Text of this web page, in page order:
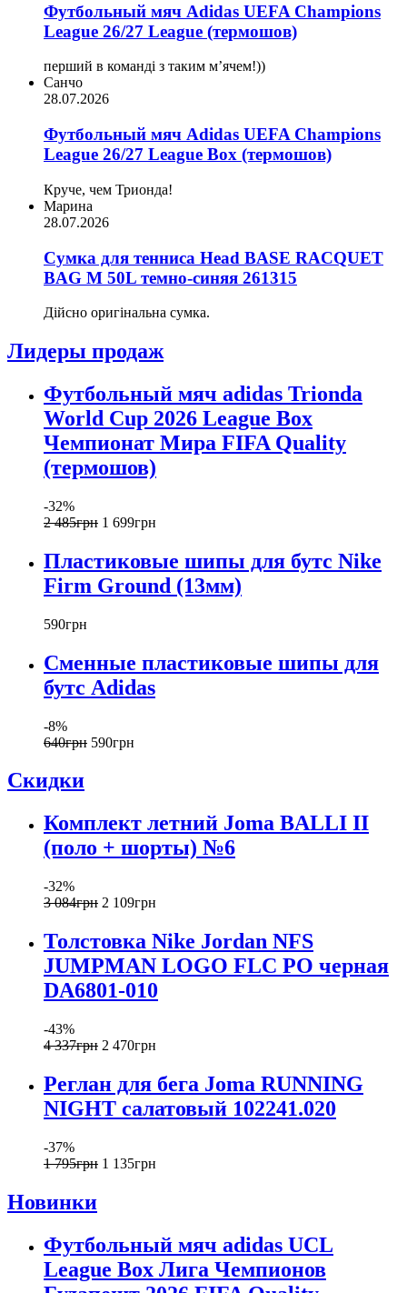
Футбольный мяч Adidas UEFA Champions
League 26/27 League (термошов)
перший в команді з таким мʼячем!))
Санчо
28.07.2026
Футбольный мяч Adidas UEFA Champions
League 26/27 League Box (термошов)
Круче, чем Трионда!
Марина
28.07.2026
Сумка для тенниса Head BASE RACQUET
BAG M 50L темно-синяя 261315
Дійсно оригінальна сумка.
Лидеры продаж
Футбольный мяч adidas Trionda
World Cup 2026 League Box
Чемпионат Мира FIFA Quality
(термошов)
-32%
2 485грн 1 699грн
Пластиковые шипы для бутс Nike
Firm Ground (13мм)
590грн
Сменные пластиковые шипы для
бутс Adidas
-8%
640грн 590грн
Скидки
Комплект летний Joma BALLI II
(поло + шорты) №6
-32%
3 084грн 2 109грн
Толстовка Nike Jordan NFS
JUMPMAN LOGO FLC PO черная
DA6801-010
-43%
4 337грн 2 470грн
Реглан для бега Joma RUNNING
NIGHT салатовый 102241.020
-37%
1 795грн 1 135грн
Новинки
Футбольный мяч adidas UCL
League Box Лига Чемпионов